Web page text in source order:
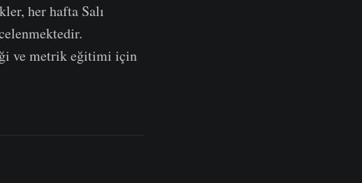
her hafta Salı
ve metrik eğitimi için